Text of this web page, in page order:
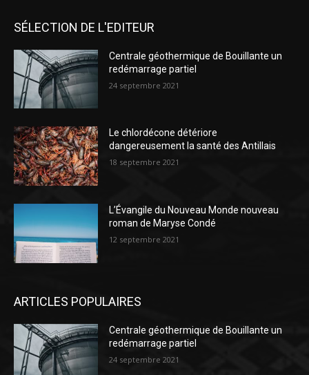
SÉLECTION DE L'EDITEUR
Centrale géothermique de Bouillante un
redémarrage partiel
24 septembre 2021
Le chlordécone détériore
dangereusement la santé des Antillais
18 septembre 2021
L’Évangile du Nouveau Monde nouveau
roman de Maryse Condé
12 septembre 2021
ARTICLES POPULAIRES
Centrale géothermique de Bouillante un
redémarrage partiel
24 septembre 2021